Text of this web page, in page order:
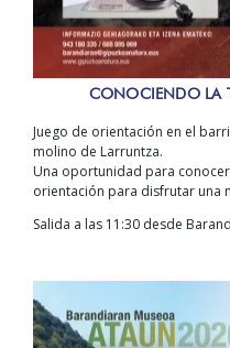
CONOCIENDO LA
Juego de orientación en el
molino de Larruntza.
Una oportunidad para
orientación para disfrutar una
Salida a las 11:30 desde